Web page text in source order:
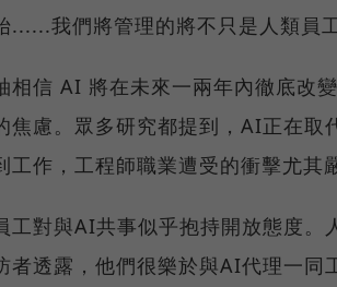
......我們將管理的將不只是人類員
相信 AI 將在未來一兩年內徹底改
焦慮。眾多研究都提到，AI正在取
作，工程師職業遭受的衝擊尤其
工對與AI共事似乎抱持開放態度
者透露，他們很樂於與AI代理一同